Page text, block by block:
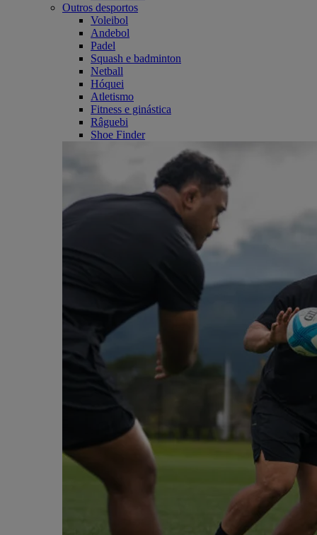
Outros desportos
Voleibol
Andebol
Padel
Squash e badminton
Netball
Hóquei
Atletismo
Fitness e ginástica
Râguebi
Shoe Finder